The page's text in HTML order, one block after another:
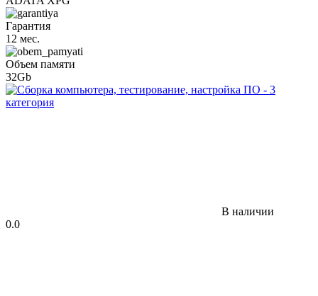
Гарантия
12 мес.
Объем памяти
32Gb
В наличии
0.0